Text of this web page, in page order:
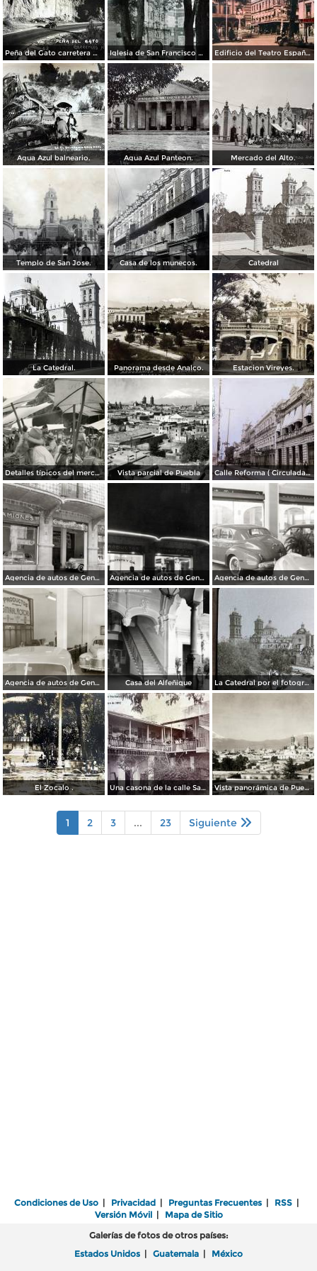
Peña del Gato carretera Mexico-Puebla Iglesia de San Francisco por el Fotógrafo Hugo Brehme. Edificio del Teatro Español.
Agua Azul balneario. Agua Azul Panteon. Mercado del Alto.
Templo de San Jose. Casa de los munecos. Catedral
La Catedral. Panorama desde Analco. Estacion Vireyes.
Detalles típicos del mercado Vista parcial de Puebla Calle Reforma ( Circulada el 15 de Marzo de 1933 ).
Agencia de autos de General Motors Agencia de autos de General Motors Agencia de autos de General Motors
Agencia de autos de General Motors Casa del Alfeñique La Catedral por el fotografo William H. Rau.
El Zocalo . Una casona de la calle Santa Ines # 5 ( Fechada el 5 de Mayo de 1892 ). Vista panorámica de Puebla, con volcanes Popocatépetl (izq.) e Iztaccíhuatl (der.)
1 2 3 ... 23 Siguiente
Condiciones de Uso | Privacidad | Preguntas Frecuentes | RSS |
Versión Móvil| Mapa de Sitio
Galerías de fotos de otros países:
Estados Unidos | Guatemala | México